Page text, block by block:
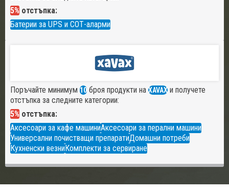
5% отстъпка:
Батерии за UPS и СОТ-аларми
Поръчайте минимум 10 броя продукти на XAVAX и получете
отстъпка за следните категории:
5% отстъпка:
Аксесоари за кафе машиниАксесоари за перални машини
Универсални почистващи препаратиДомашни потреби
Кухненски везниКомплекти за сервиране